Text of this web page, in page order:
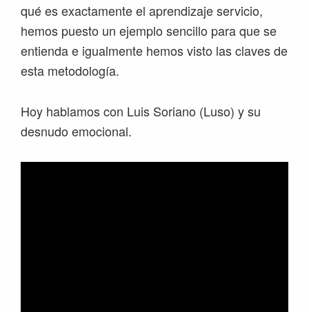
qué es exactamente el aprendizaje servicio,
hemos puesto un ejemplo sencillo para que se
entienda e igualmente hemos visto las claves de
esta metodología.
Hoy hablamos con Luis Soriano (Luso) y su
desnudo emocional.